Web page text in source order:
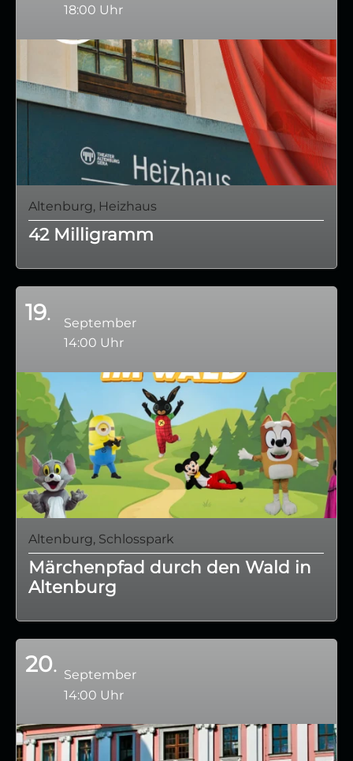
18:00 Uhr
Altenburg, Heizhaus
42 Milligramm
19
September
14:00 Uhr
Altenburg, Schlosspark
Märchenpfad durch den Wald in
Altenburg
20
September
14:00 Uhr